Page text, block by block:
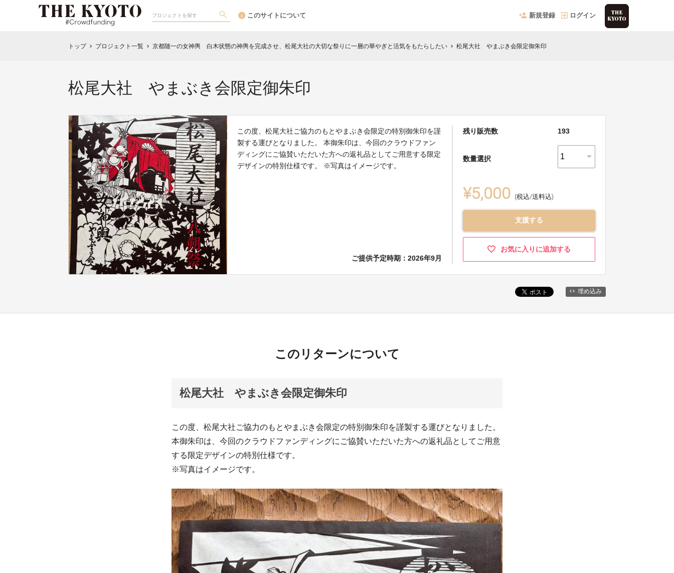
このサイトについて 新規登録 ログイン
トップ chevron_right プロジェクト一覧 chevron_right 京都随一の女神輿 白木状態の神輿を完成させ、松尾大社の大切な祭りに一層の華やぎと活気をもたらしたい chevron_right 松尾大社 やまぶき会限定御朱印
松尾大社 やまぶき会限定御朱印
この度、松尾大社ご協力のもとやまぶき会限定の特別御朱印を謹
製する運びとなりました。 本御朱印は、今回のクラウドファン
ディングにご協賛いただいた方への返礼品としてご用意する限定
デザインの特別仕様です。 ※写真はイメージです。
ご提供予定時期：2026年9月
残り販売数 193
数量選択
¥5,000 (税込/送料込)
支援する
お気に入りに追加する
埋め込み
このリターンについて
松尾大社 やまぶき会限定御朱印
この度、松尾大社ご協力のもとやまぶき会限定の特別御朱印を謹製する運びとなりました。
本御朱印は、今回のクラウドファンディングにご協賛いただいた方への返礼品としてご用意
する限定デザインの特別仕様です。
※写真はイメージです。